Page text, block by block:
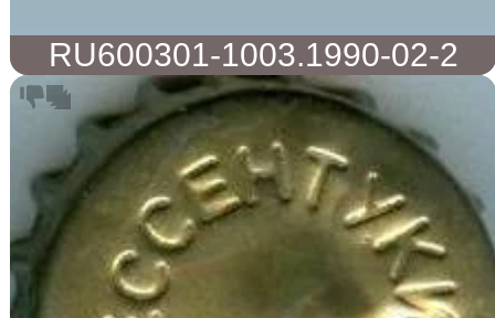
RU600301-1003.1990-02-2